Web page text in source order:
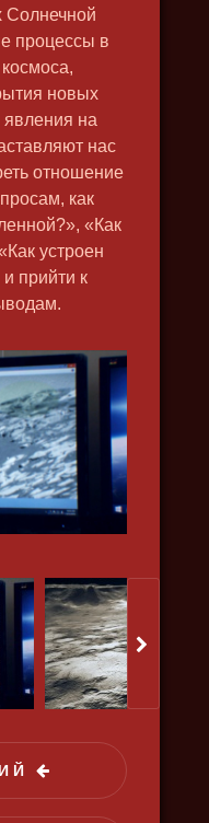
Солнечной
процессы в
новых
явления на
нас
отношение
как
«Как
устроен
прийти к